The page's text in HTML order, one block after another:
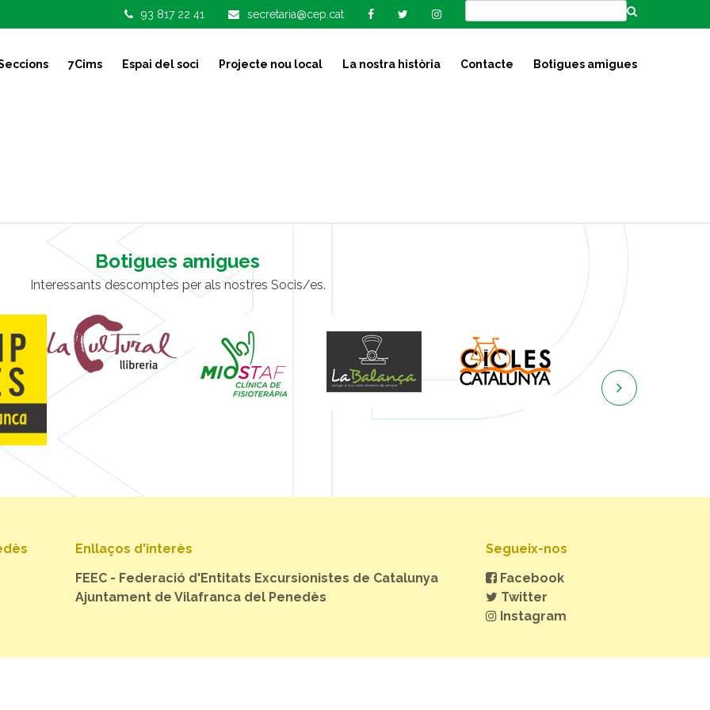
93 817 22 41 secretaria@cep.cat
7Cims Espai del soci Projecte nou local La nostra història Contacte Botigues amigues
Botigues amigues
Interessants descomptes per als nostres Socis/es.

Enllaços d'interès
FEEC - Federació d'Entitats Excursionistes de Catalunya
Ajuntament de Vilafranca del Penedès
Segueix-nos
Facebook
Twitter
Instagram